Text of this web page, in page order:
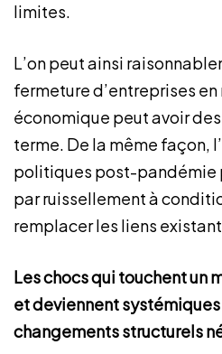
limites.
L’on peut ainsi
fermeture d’entreprises en
économique peut avoir
terme. De la même façon,
politiques post-pandémie
par ruissellement à
remplacer les liens
Les chocs qui touchent un
et deviennent
changements structurels